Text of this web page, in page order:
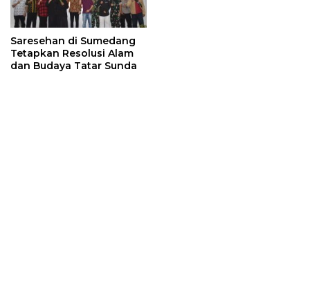
Saresehan di Sumedang
Tetapkan Resolusi Alam
dan Budaya Tatar Sunda